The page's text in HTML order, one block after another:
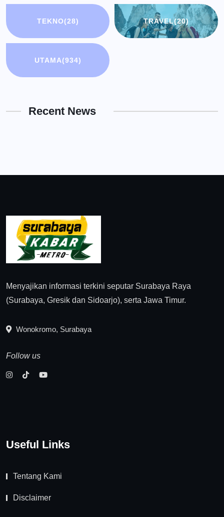
TEKNO(28) TRAVEL(20)
UTAMA(934)
Recent News
Menyajikan informasi terkini seputar Surabaya Raya
(Surabaya, Gresik dan Sidoarjo), serta Jawa Timur.
Wonokromo, Surabaya
Follow us
Useful Links
Tentang Kami
Disclaimer